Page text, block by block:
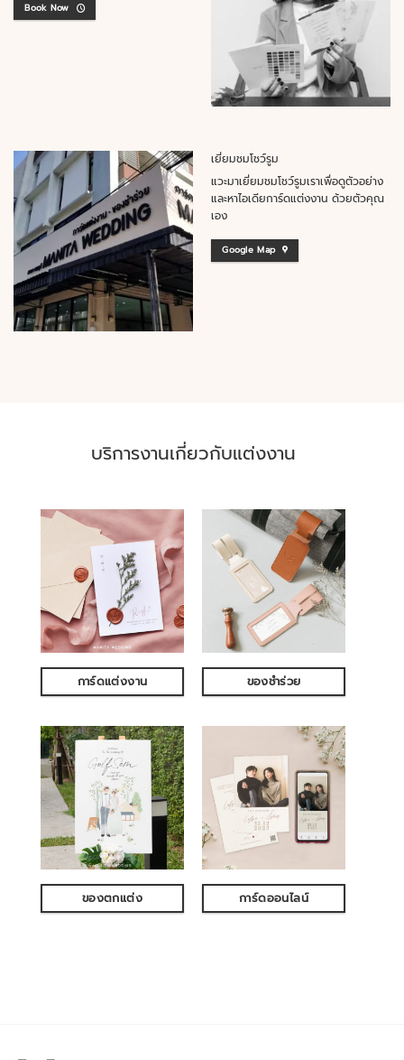
Book Now
เยี่ยมชมโชว์รูม
แวะมาเยี่ยมชมโชว์รูมเราเพื่อดูตัวอย่าง
และหาไอเดียการ์ดแต่งงาน ด้วยตัวคุณ
เอง
Google Map
บริการงานเกี่ยวกับแต่งงาน
การ์ดแต่งงาน ของชำร่วย
ของตกแต่ง การ์ดออนไลน์